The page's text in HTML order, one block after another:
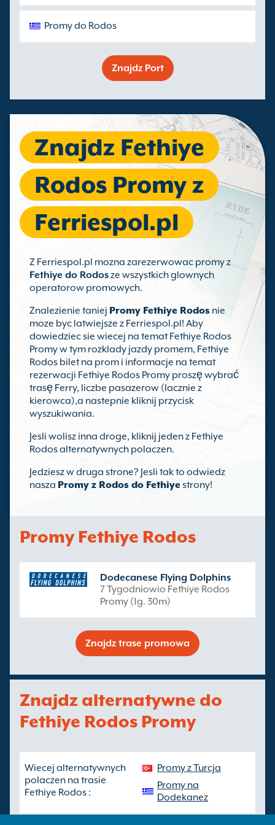
Promy do Rodos
Znajdz Port
Znajdz Fethiye
Rodos Promy z
Ferriespol.pl
Z Ferriespol.pl mozna zarezerwowac promy z
Fethiye do Rodosze wszystkich glownych
operatorow promowych.
Znalezienie taniej Promy Fethiye Rodos nie
moze byc latwiejsze z Ferriespol.pl! Aby
dowiedziec sie wiecej na temat Fethiye Rodos
Promy w tym rozklady jazdy promem, Fethiye
Rodos bilet na prom i informacje na temat
rezerwacji Fethiye Rodos Promy proszę wybrać
trasę Ferry, liczbe pasazerow (lacznie z
kierowca),a nastepnie kliknij przycisk
wyszukiwania.
Jesli wolisz inna droge, kliknij jeden z Fethiye
Rodos alternatywnych polaczen.
Jedziesz w druga strone? Jesli tak to odwiedz
nasza Promy z Rodos do Fethiyestrony!
Promy Fethiye Rodos
Dodecanese Flying Dolphins
7 Tygodniowio Fethiye Rodos
Promy (1g. 30m)
Znajdz trase promowa
Znajdz alternatywne do
Fethiye Rodos Promy
Wiecej alternatywnych
polaczen na trasie
Fethiye Rodos :
Promy z Turcja
Promy na
Dodekanez